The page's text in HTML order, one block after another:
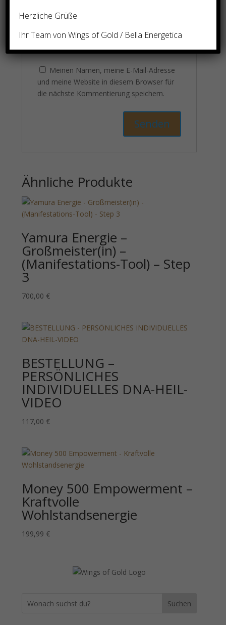
Meinen Namen, meine E-Mail-Adresse
und meine Website in diesem Browser für
die nächste Kommentierung speichern.
Ähnliche Produkte
Yamura Energie –
Großmeister(in) –
(Manifestations-Tool) – Step
3
700,00 €
BESTELLUNG –
PERSÖNLICHES
INDIVIDUELLES DNA-HEIL-
VIDEO
117,00 €
Money 500 Empowerment –
Kraftvolle
Wohlstandsenergie
199,99 €
Suchen
Herzliche Grüße
Ihr Team von Wings of Gold / Bella Energetica